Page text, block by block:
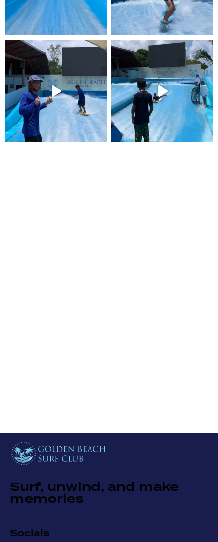
Surf, unwind, and make
memories
Socials